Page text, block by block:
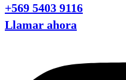
+569 5403 9116
Llamar ahora